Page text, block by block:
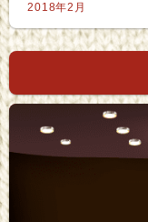
2018年2月